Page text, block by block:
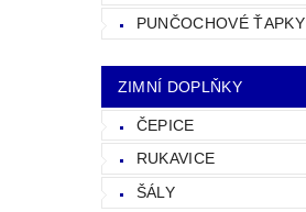
PUNČOCHOVÉ ŤAPKY
ZIMNÍ DOPLŇKY
ČEPICE
RUKAVICE
ŠÁLY